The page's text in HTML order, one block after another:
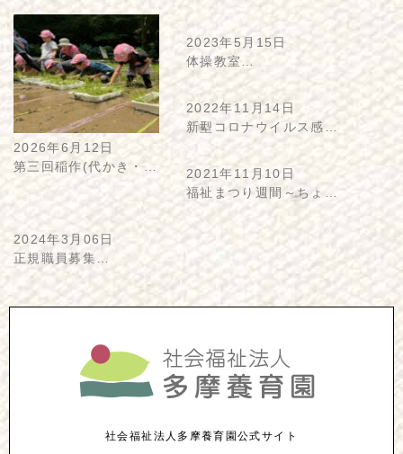
2026年6月12日
第三回稲作(代かき・…
2023年5月15日
体操教室…
2022年11月14日
新型コロナウイルス感…
2021年11月10日
福祉まつり週間～ちょ…
2024年3月06日
正規職員募集…
社会福祉法人多摩養育園公式サイト